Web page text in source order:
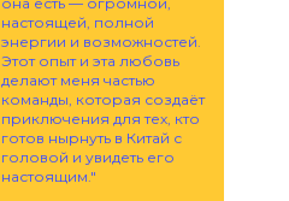
настоящей, полной
энергии и возможностей.
Этот опыт и эта любовь
делают меня частью
команды, которая создаёт
приключения для тех, кто
готов нырнуть в Китай с
головой и увидеть его
настоящим."